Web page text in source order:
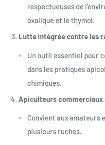
respectueuses de
oxalique et le thymol.
Lutte intégrée contre les
Un outil essentiel pour
dans les pratiques
chimiques.
Apiculteurs commerciaux
Convient aux amateurs
plusieurs ruches.